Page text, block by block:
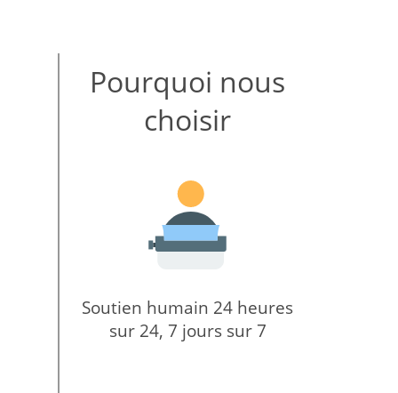
Pourquoi nous
choisir
Soutien humain 24 heures
sur 24, 7 jours sur 7